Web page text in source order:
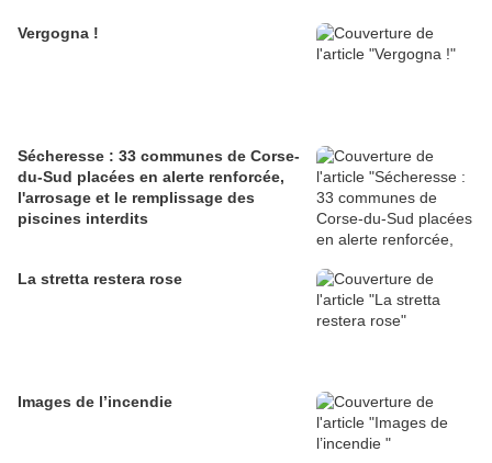
Vergogna !
Sécheresse : 33 communes de Corse-
du-Sud placées en alerte renforcée,
l'arrosage et le remplissage des
piscines interdits
La stretta restera rose
Images de l’incendie